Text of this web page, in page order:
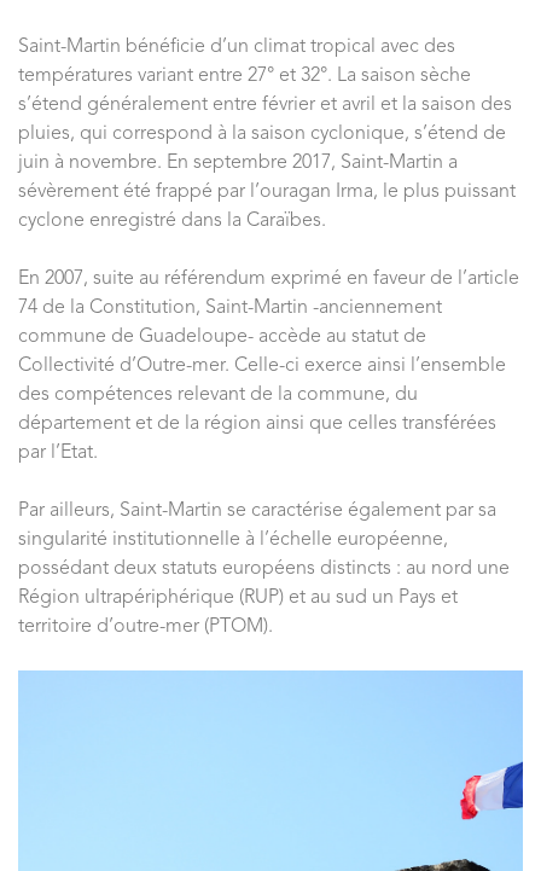
Saint-Martin bénéficie d’un climat tropical avec des
températures variant entre 27° et 32°. La saison sèche
s’étend généralement entre février et avril et la saison des
pluies, qui correspond à la saison cyclonique, s’étend de
juin à novembre. En septembre 2017, Saint-Martin a
sévèrement été frappé par l’ouragan Irma, le plus puissant
cyclone enregistré dans la Caraïbes.
En 2007, suite au référendum exprimé en faveur de l’article
74 de la Constitution, Saint-Martin -anciennement
commune de Guadeloupe- accède au statut de
Collectivité d’Outre-mer. Celle-ci exerce ainsi l’ensemble
des compétences relevant de la commune, du
département et de la région ainsi que celles transférées
par l’Etat.
Par ailleurs, Saint-Martin se caractérise également par sa
singularité institutionnelle à l’échelle européenne,
possédant deux statuts européens distincts : au nord une
Région ultrapériphérique (RUP) et au sud un Pays et
territoire d’outre-mer (PTOM).